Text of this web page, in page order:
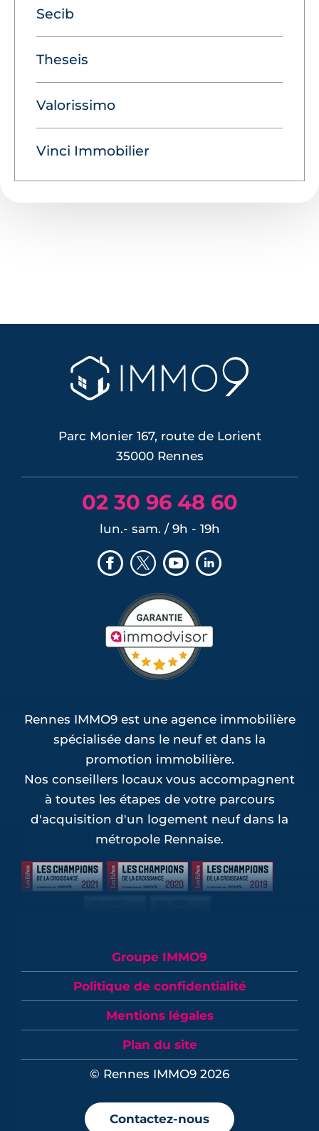
Secib
Theseis
Valorissimo
Vinci Immobilier
Parc Monier 167, route de Lorient
35000 Rennes
02 30 96 48 60
lun.- sam. / 9h - 19h
Rennes IMMO9 est une agence immobilière
spécialisée dans le neuf et dans la
promotion immobilière.
Nos conseillers locaux vous accompagnent
à toutes les étapes de votre parcours
d'acquisition d'un logement neuf dans la
métropole Rennaise.
Groupe IMMO9
Politique de confidentialité
Mentions légales
Plan du site
© Rennes IMMO9 2026
Contactez-nous